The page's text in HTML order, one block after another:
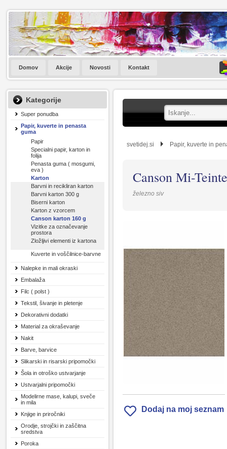
Domov Akcije Novosti Kontakt
Kategorije
Super ponudba
Papir, kuverte in penasta
guma
Papir
Specialni papir, karton in
folija
Penasta guma ( mosgumi,
eva )
Karton
Barvni in recikliran karton
Barvni karton 300 g
Biserni karton
Karton z vzorcem
Canson karton 160 g
Vizitke za označevanje
prostora
Zložljivi elementi iz kartona
Kuverte in voščilnice-barvne
Nalepke in mali okraski
Embalaža
Filc ( polst )
Tekstil, šivanje in pletenje
Dekorativni dodatki
Material za okraševanje
Nakit
Barve, barvice
Slikarski in risarski pripomočki
Šola in otroško ustvarjanje
Ustvarjalni pripomočki
Modelirne mase, kalupi, sveče
in mila
Knjige in priročniki
Orodje, strojčki in zaščitna
sredstva
Poroka
svetidej.si Papir, kuverte in
Canson Mi-
železno siv
Dodaj na moj seznam